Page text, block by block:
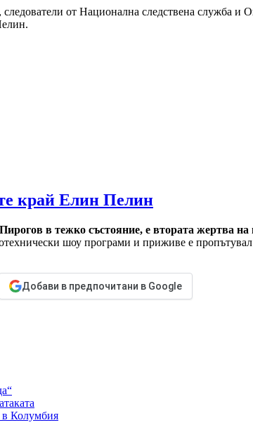
от Национална следствена служба и
край Елин Пелин
в тежко състояние, е втората жертва на
шоу програми и приживе е
Добави в предпочитани в Google
в Колумбия